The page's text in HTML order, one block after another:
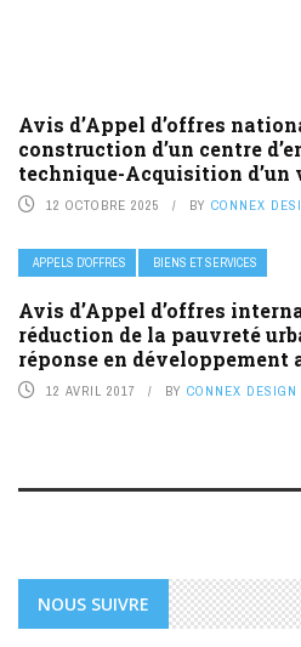
Avis d’Appel d’offres
construction d’un centre
technique-Acquisition
12 OCTOBRE 2025 BY CONNEX
APPELS D’OFFRES BIENS ET SERVICES
Avis d’Appel d’offres
réduction de la pauvreté
réponse en développement
12 AVRIL 2017 BY CONNEX DESIGN
NOUS SUIVRE